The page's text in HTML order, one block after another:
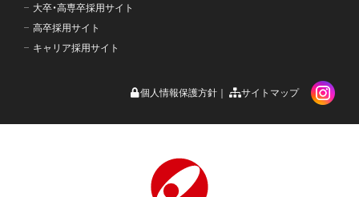
大卒・高専卒採用サイト
高卒採用サイト
キャリア採用サイト
個人情報保護方針 サイトマップ